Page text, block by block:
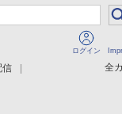
ログイン
全
信